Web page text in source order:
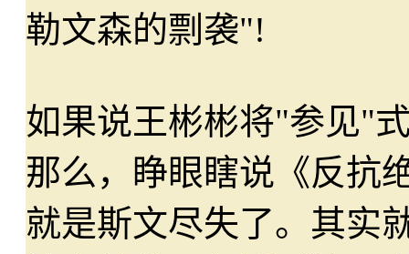
勒文森的剽袭"!
如果说王彬彬将"参见"
那么，睁眼瞎说《反抗
就是斯文尽失了。其实